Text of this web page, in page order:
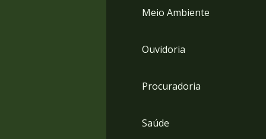
Meio Ambiente
Ouvidoria
Procuradoria
Saúde